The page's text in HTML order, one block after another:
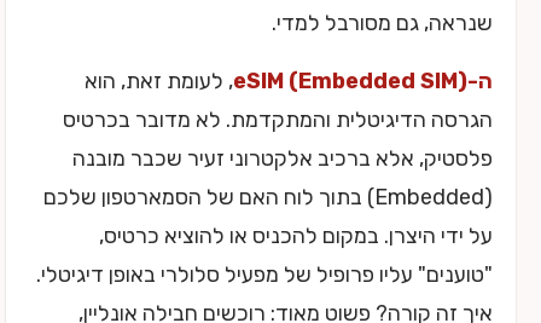
שנראה, גם מסורבל למדי.
ה-eSIM (Embedded SIM)
, לעומת זאת, הוא
הגרסה הדיגיטלית והמתקדמת. לא מדובר בכרטיס
פלסטיק, אלא ברכיב אלקטרוני זעיר שכבר מובנה
(Embedded) בתוך לוח האם של הסמארטפון שלכם
על ידי היצרן. במקום להכניס או להוציא כרטיס,
"טוענים" עליו פרופיל של מפעיל סלולרי באופן דיגיטלי.
איך זה קורה? פשוט מאוד: רוכשים חבילה אונליין,